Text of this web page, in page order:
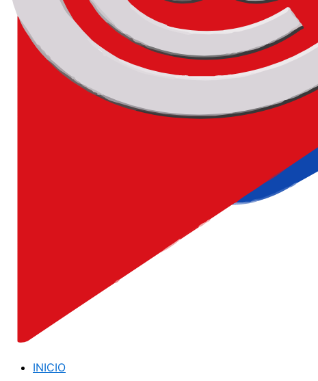
INICIO